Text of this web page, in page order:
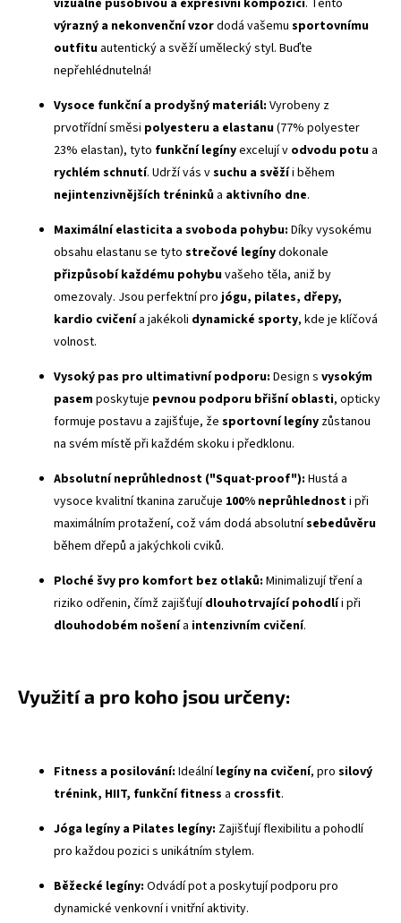
vizuálně působivou a expresivní kompozici. Tento
výrazný a nekonvenční vzordodá vašemu sportovnímu
outfitu autentický a svěží umělecký styl. Buďte
nepřehlédnutelná!
Vysoce funkční a prodyšný materiál: Vyrobeny z
prvotřídní směsi polyesteru a elastanu(77% polyester
23% elastan), tyto funkční legínyexcelují v odvodu potu a
rychlém schnutí. Udrží vás vsuchu a svěžíi během
nejintenzivnějších tréninků a aktivního dne.
Maximální elasticita a svoboda pohybu: Díky vysokému
obsahu elastanu se tyto strečové legínydokonale
přizpůsobí každému pohybuvašeho těla, aniž by
omezovaly. Jsou perfektní projógu, pilates, dřepy,
kardio cvičenía jakékoli dynamické sporty, kde je klíčová
volnost.
Vysoký pas pro ultimativní podporu: Design s vysokým
pasemposkytuje pevnou podporu břišní oblasti, opticky
formuje postavu a zajišťuje, že sportovní legíny zůstanou
na svém místě při každém skoku i předklonu.
Absolutní neprůhlednost ("Squat-proof"): Hustá a
vysoce kvalitní tkanina zaručuje 100% neprůhlednosti při
maximálním protažení, což vám dodá absolutnísebedůvěru
během dřepů a jakýchkoli cviků.
Ploché švy pro komfort bez otlaků: Minimalizují tření a
riziko odřenin, čímž zajišťujídlouhotrvající pohodlíi při
dlouhodobém nošenía intenzivním cvičení.
Využití a pro koho jsou určeny:
Fitness a posilování: Ideálnílegíny na cvičení, pro silový
trénink, HIIT, funkční fitness a crossfit.
Jóga legíny a Pilates legíny: Zajišťují flexibilitu a pohodlí
pro každou pozici s unikátním stylem.
Běžecké legíny: Odvádí pot a poskytují podporu pro
dynamické venkovní i vnitřní aktivity.